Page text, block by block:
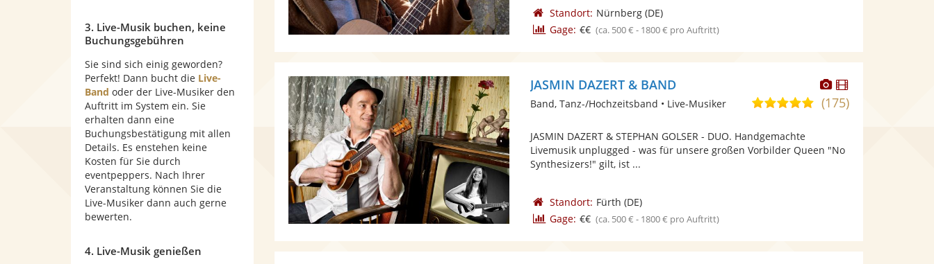
Standort: Nürnberg(DE)
Gage: €€ (ca. 500 € - 1800 € pro Auftritt)
Dieser
Künstler
stellt
bereit.
Dieser
Künstler
JASMIN DAZERT & BAND
5,0
Sternen
(175)
Band, Tanz-/Hochzeitsband • Live-Musiker
JASMIN DAZERT & STEPHAN GOLSER - DUO. Handgemachte
Livemusik unplugged - was für unsere großen Vorbilder Queen "No
Synthesizers!" gilt, ist ...
Standort: Fürth (DE)
Gage: €€ (ca. 500 € - 1800 € pro Auftritt)
3. Live-Musik buchen, keine
Buchungsgebühren
Sie sind sich einig geworden?
Perfekt! Dann bucht die Live-
Band oder der Live-Musiker den
Auftritt im System ein. Sie
erhalten dann eine
Buchungsbestätigung mit allen
Details. Es enstehen keine
Kosten für Sie durch
eventpeppers. Nach Ihrer
Veranstaltung können Sie die
Live-Musiker dann auch gerne
bewerten.
4. Live-Musik genießen